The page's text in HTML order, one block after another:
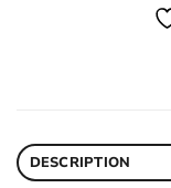
DESCRIPTION